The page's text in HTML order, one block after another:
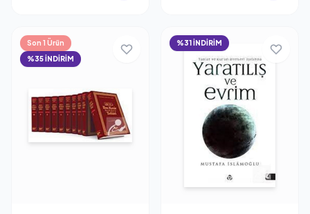
Son 1 Ürün
%35 İNDİRİM
%31 İNDİRİM